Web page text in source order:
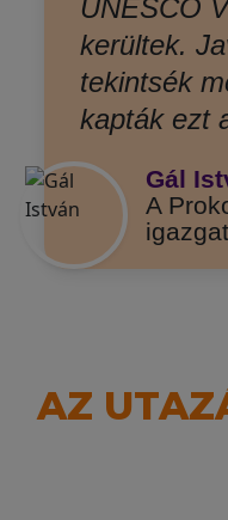
UNESCO
kerültek.
tekintsék
kapták ezt
Gál
A
AZ